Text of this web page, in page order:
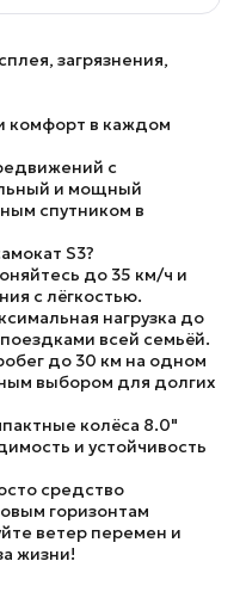
загрязнения,
комфорт в каждом
с
и мощный
спутником в
S3?
до 35 км/ч и
с лёгкостью.
нагрузка до
всей семьёй.
до 30 км на одном
выбором для долгих
колёса 8.0"
и устойчивость
средство
горизонтам
ветер перемен и
жизни!